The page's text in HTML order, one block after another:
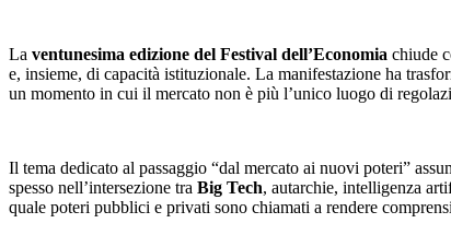
La ventunesima edizione del Festival dell’Economia chiude
e, insieme, di capacità istituzionale. La manifestazione ha
un momento in cui il mercato non è più l’unico luogo di
Il tema dedicato al passaggio “dal mercato ai nuovi poteri”
spesso nell’intersezione tra Big Tech, autarchie, intelligenza
quale poteri pubblici e privati sono chiamati a rendere